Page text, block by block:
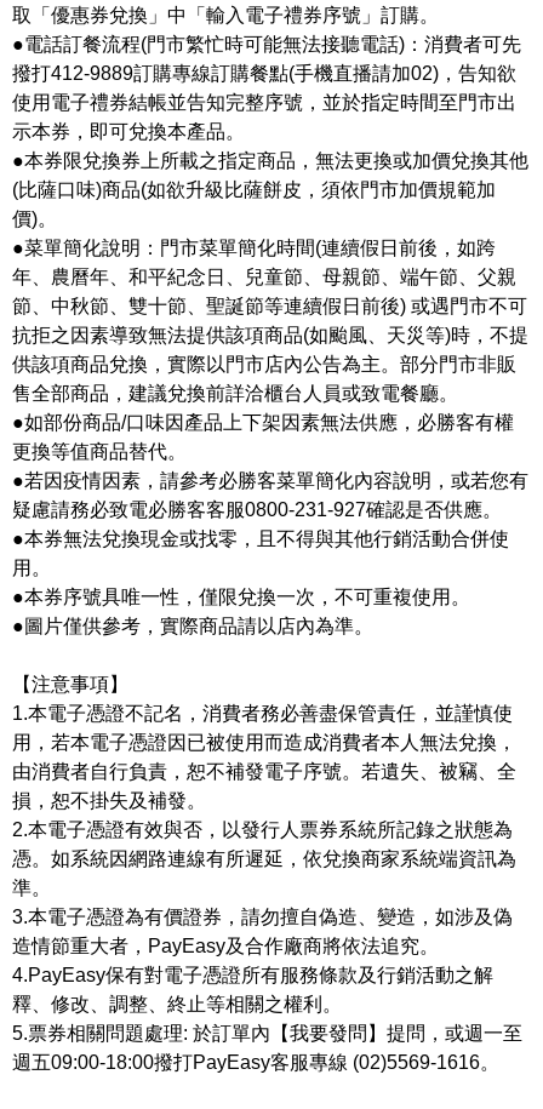
取「優惠券兌換」中「輸入電子禮券序號」訂購。
●電話訂餐流程(門市繁忙時可能無法接聽電話)：消費者可先
撥打412-9889訂購專線訂購餐點(手機直播請加02)，告知欲
使用電子禮券結帳並告知完整序號，並於指定時間至門市出
示本券，即可兌換本產品。
●本券限兌換券上所載之指定商品，無法更換或加價兌換其他
(比薩口味)商品(如欲升級比薩餅皮，須依門市加價規範加
價)。
●菜單簡化說明：門市菜單簡化時間(連續假日前後，如跨
年、農曆年、和平紀念日、兒童節、母親節、端午節、父親
節、中秋節、雙十節、聖誕節等連續假日前後) 或遇門市不可
抗拒之因素導致無法提供該項商品(如颱風、天災等)時，不提
供該項商品兌換，實際以門市店內公告為主。部分門市非販
售全部商品，建議兌換前詳洽櫃台人員或致電餐廳。
●如部份商品/口味因產品上下架因素無法供應，必勝客有權
更換等值商品替代。
●若因疫情因素，請參考必勝客菜單簡化內容說明，或若您有
疑慮請務必致電必勝客客服0800-231-927確認是否供應。
●本券無法兌換現金或找零，且不得與其他行銷活動合併使
用。
●本券序號具唯一性，僅限兌換一次，不可重複使用。
●圖片僅供參考，實際商品請以店內為準。
【注意事項】
1.本電子憑證不記名，消費者務必善盡保管責任，並謹慎使
用，若本電子憑證因已被使用而造成消費者本人無法兌換，
由消費者自行負責，恕不補發電子序號。若遺失、被竊、全
損，恕不掛失及補發。
2.本電子憑證有效與否，以發行人票券系統所記錄之狀態為
憑。如系統因網路連線有所遲延，依兌換商家系統端資訊為
準。
3.本電子憑證為有價證券，請勿擅自偽造、變造，如涉及偽
造情節重大者，PayEasy及合作廠商將依法追究。
4.PayEasy保有對電子憑證所有服務條款及行銷活動之解
釋、修改、調整、終止等相關之權利。
5.票券相關問題處理: 於訂單內【我要發問】提問，或週一至
週五09:00-18:00撥打PayEasy客服專線 (02)5569-1616。